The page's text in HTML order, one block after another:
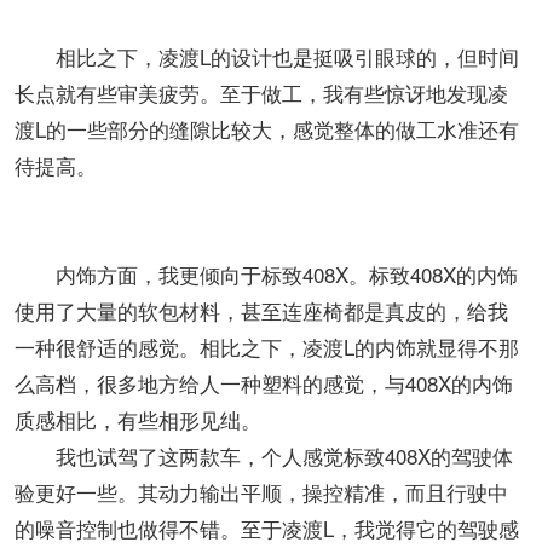
相比之下，凌渡L的设计也是挺吸引眼球的，但时间
长点就有些审美疲劳。至于做工，我有些惊讶地发现凌
渡L的一些部分的缝隙比较大，感觉整体的做工水准还有
待提高。
内饰方面，我更倾向于标致408X。标致408X的内饰
使用了大量的软包材料，甚至连座椅都是真皮的，给我
一种很舒适的感觉。相比之下，凌渡L的内饰就显得不那
么高档，很多地方给人一种塑料的感觉，与408X的内饰
质感相比，有些相形见绌。
我也试驾了这两款车，个人感觉标致408X的驾驶体
验更好一些。其动力输出平顺，操控精准，而且行驶中
的噪音控制也做得不错。至于凌渡L，我觉得它的驾驶感